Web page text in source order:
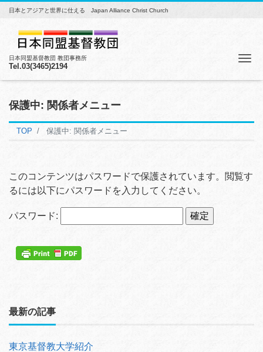
日本とアジアと世界に仕える Japan Alliance Christ Church
日本同盟基督教団 教団事務所
Tel.03(3465)2194
保護中: 関係者メニュー
TOP 保護中: 関係者メニュー
このコンテンツはパスワードで保護されています。閲覧す
るには以下にパスワードを入力してください。
パスワード:
最新の記事
東京基督教大学紹介